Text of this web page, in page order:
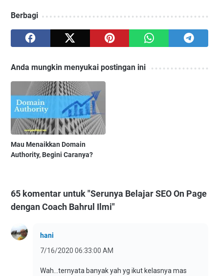
Berbagi
Anda mungkin menyukai postingan ini
Mau Menaikkan Domain
Authority, Begini Caranya?
65 komentar untuk "Serunya Belajar SEO On Page
dengan Coach Bahrul Ilmi"
hani
7/16/2020 06:33:00 AM
Wah...ternyata banyak yah yg ikut kelasnya mas